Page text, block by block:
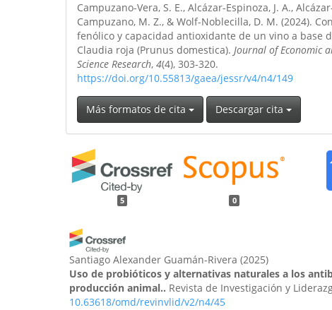
Campuzano-Vera, S. E., Alcázar-Espinoza, J. A.,
Campuzano, M. Z., & Wolf-Noblecilla, D. M. (2024).
fenólico y capacidad antioxidante de un vino a base
Claudia roja (Prunus domestica).Journal of Economic
Science Research,4(4), 303-320.
https://doi.org/10.55813/gaea/jessr/v4/n4/149
Más formatos de cita Descargar cita
5 0
Santiago Alexander Guamán-Rivera (2025)
Uso de probióticos y alternativas naturales a los
producción animal.. Revista de Investigación y
10.63618/omd/revinvlid/v2/n4/45